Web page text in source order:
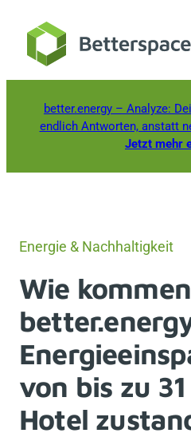
Inhalt
springen
better.energy – Analyze:
endlich Antworten, anstatt
Jetzt mehr
Energie & Nachhaltigkeit
Wie
von bis zu
Hotel